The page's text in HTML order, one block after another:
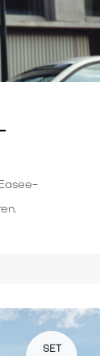
SET